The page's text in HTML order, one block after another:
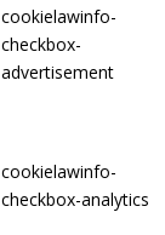
cookielawinfo-
checkbox-
advertisement
cookielawinfo-
checkbox-analytics